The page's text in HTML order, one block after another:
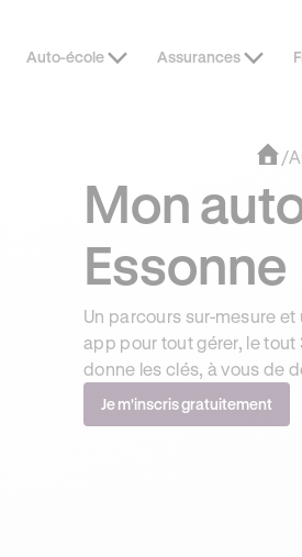
Auto-école Assurances
/
Mon
Essonne
Un parcours sur-mesure
app pour tout gérer, le tout
donne les clés, à vous de
Je m'inscris gratuitement